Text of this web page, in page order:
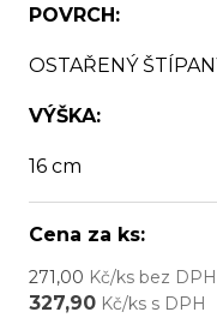
POVRCH:
OSTAŘENÝ
VÝŠKA:
16 cm
Cena za ks:
271,00 Kč/ks bez DPH
327,90 Kč/ks s DPH